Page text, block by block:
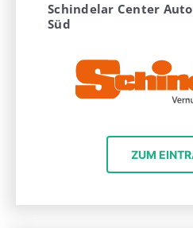
Schindelar Center
Süd
ZUM